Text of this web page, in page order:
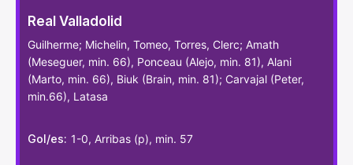
Real Valladolid
Guilherme; Michelin, Tomeo, Torres, Clerc; Amath
(Meseguer, min. 66), Ponceau (Alejo, min. 81), Alani
(Marto, min. 66), Biuk (Brain, min. 81); Carvajal (Peter,
min.66), Latasa
Gol/es: 1-0, Arribas (p), min. 57